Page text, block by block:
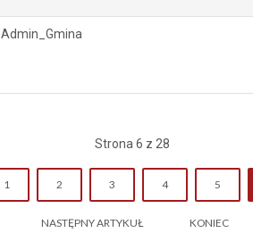
Admin_Gmina
Strona 6 z 28
1 2 3 4 5
NASTĘPNY ARTYKUŁ KONIEC